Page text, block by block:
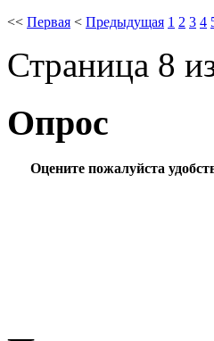
<< Первая < Предыдущая 1 2 3 4
Страница 8
Опрос
Оцените пожалуйста